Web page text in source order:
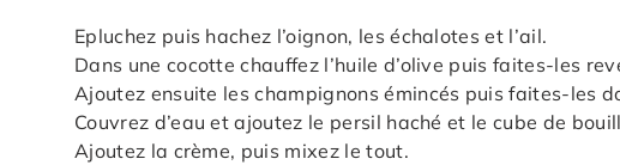
Epluchez puis hachez l’oignon, les échalotes et l’ail.
Dans une cocotte chauffez l’huile d’olive puis faites-les
Ajoutez ensuite les champignons émincés puis faites-les
Couvrez d’eau et ajoutez le persil haché et le cube de
Ajoutez la crème, puis mixez le tout.